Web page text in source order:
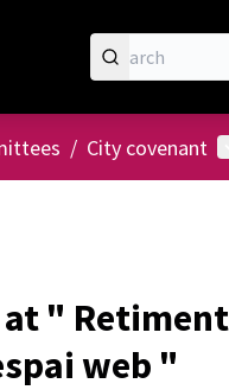
/ City covenant
at "
web "